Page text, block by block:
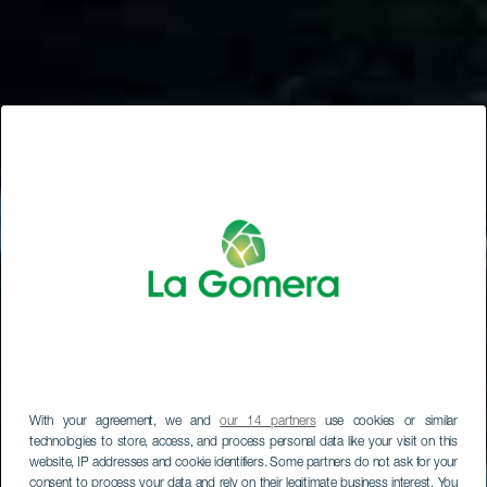
With your agreement, we andour 14 partnersuse cookies or similar
technologies to store, access, and process personal data like your visit on this
website, IP addresses and cookie identifiers. Some partners do not ask for your
consent to process your data and rely on their legitimate business interest. You